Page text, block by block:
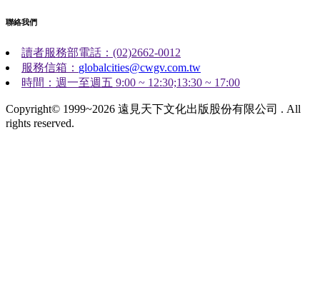
聯絡我們
讀者服務部電話：(02)2662-0012
服務信箱： globalcities@cwgv.com.tw
時間：週一至週五 9:00 ~ 12:30;13:30 ~ 17:00
Copyright© 1999~2026 遠見天下文化出版股份有限公司 . All
rights reserved.